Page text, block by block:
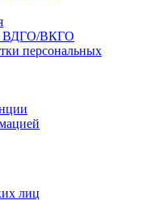
ВДГО/ВКГО
персональных
лиц